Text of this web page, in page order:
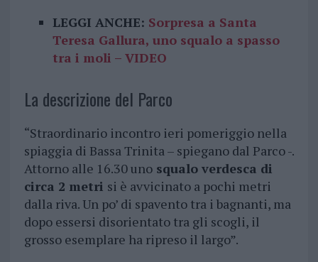
LEGGI ANCHE: Sorpresa a Santa
Teresa Gallura, uno squalo a spasso
tra i moli – VIDEO
La descrizione del Parco
“Straordinario incontro ieri pomeriggio nella
spiaggia di Bassa Trinita – spiegano dal Parco -.
Attorno alle 16.30 unosqualo verdesca di
circa 2 metri si è avvicinato a pochi metri
dalla riva. Un po’ di spavento tra i bagnanti, ma
dopo essersi disorientato tra gli scogli, il
grosso esemplare ha ripreso il largo”.